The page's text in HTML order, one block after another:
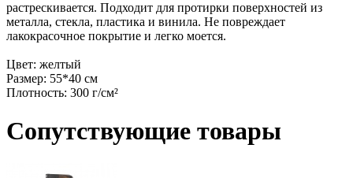
растрескивается. Подходит для протирки поверхностей из
металла, стекла, пластика и винила. Не повреждает
лакокрасочное покрытие и легко моется.
Цвет: желтый
Размер: 55*40 см
Плотность: 300 г/см²
Сопутствующие товары